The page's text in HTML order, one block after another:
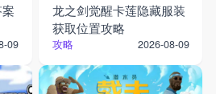
09
龙之剑觉醒卡莲隐藏服装
获取位置攻略
攻略 2026-08-09